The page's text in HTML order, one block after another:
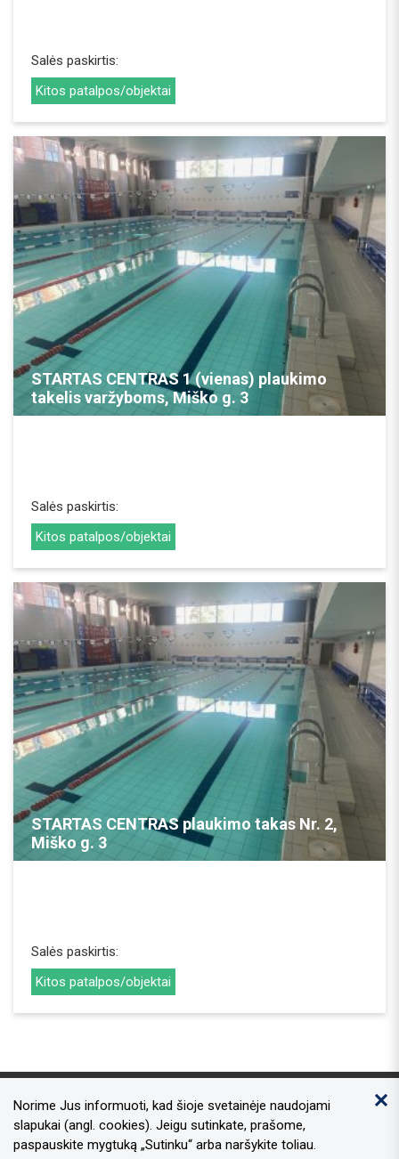
Salės paskirtis:
Kitos patalpos/objektai
STARTAS CENTRAS 1 (vienas) plaukimo
takelis varžyboms, Miško g. 3
Salės paskirtis:
Kitos patalpos/objektai
REZERVUOTI
STARTAS CENTRAS plaukimo takas Nr. 2,
Miško g. 3
Salės paskirtis:
Kitos patalpos/objektai
REZERVUOTI
Kontaktai
Norime Jus informuoti, kad šioje svetainėje naudojami
slapukai (angl. cookies). Jeigu sutinkate, prašome,
paspauskite mygtuką „Sutinku“ arba naršykite toliau.